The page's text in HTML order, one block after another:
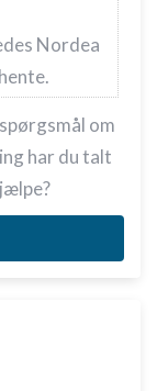
Nordea
om
har du talt